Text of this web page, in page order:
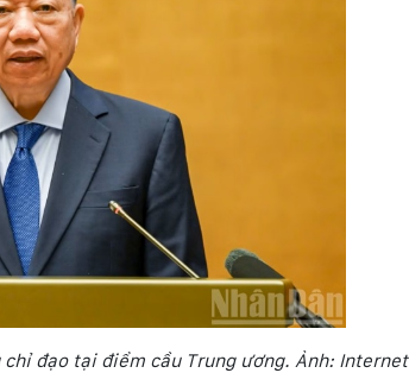
đạo tại điểm cầu Trung ương. Ảnh: Internet